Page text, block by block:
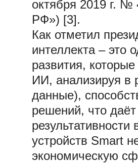
октября 2019 г. №
РФ») [3].
Как отметил
интеллекта – это
развития,
ИИ, анализируя в
данные),
решений, что
устройств Smart
экономическую